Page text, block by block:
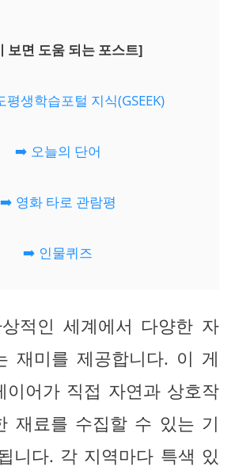
보면 도움 되는 포스트]
생학습포털 지식(GSEEK)
➡️ 오늘의 단어
➡️ 영화 타로 관람평
➡️ 인물퀴즈
적인 세계에서 다양한 자
재미를 제공합니다. 이 게
이어가 직접 자연과 상호작
재료를 수집할 수 있는 기
니다. 각 지역마다 특색 있